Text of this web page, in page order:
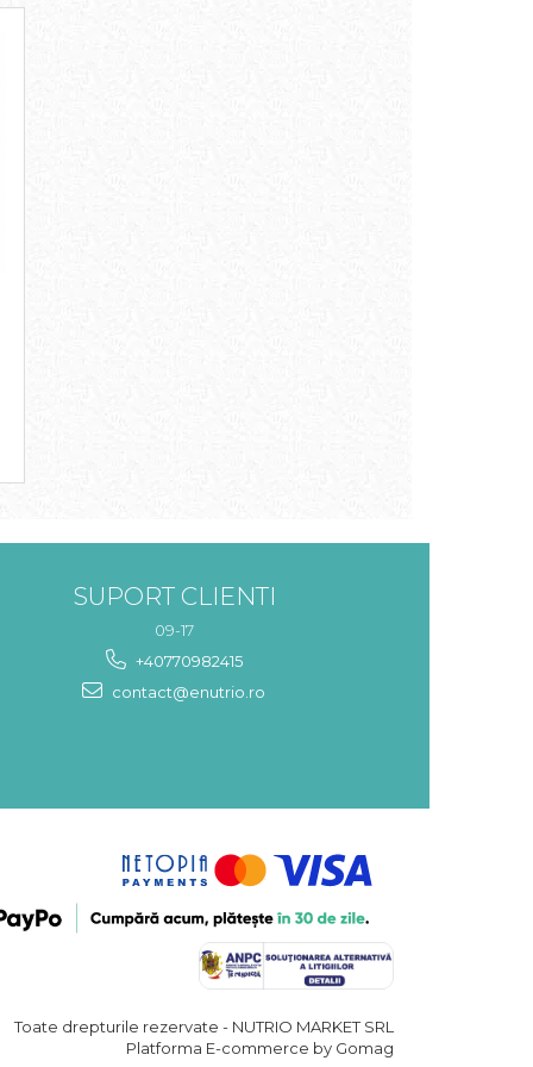
SUPORT CLIENTI
09-17
+40770982415
contact@enutrio.ro
Toate drepturile rezervate - NUTRIO MARKET SRL
Platforma E-commerce by Gomag